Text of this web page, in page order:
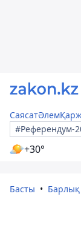
СаясатӘлем
#Референдум-
+30°
Басты